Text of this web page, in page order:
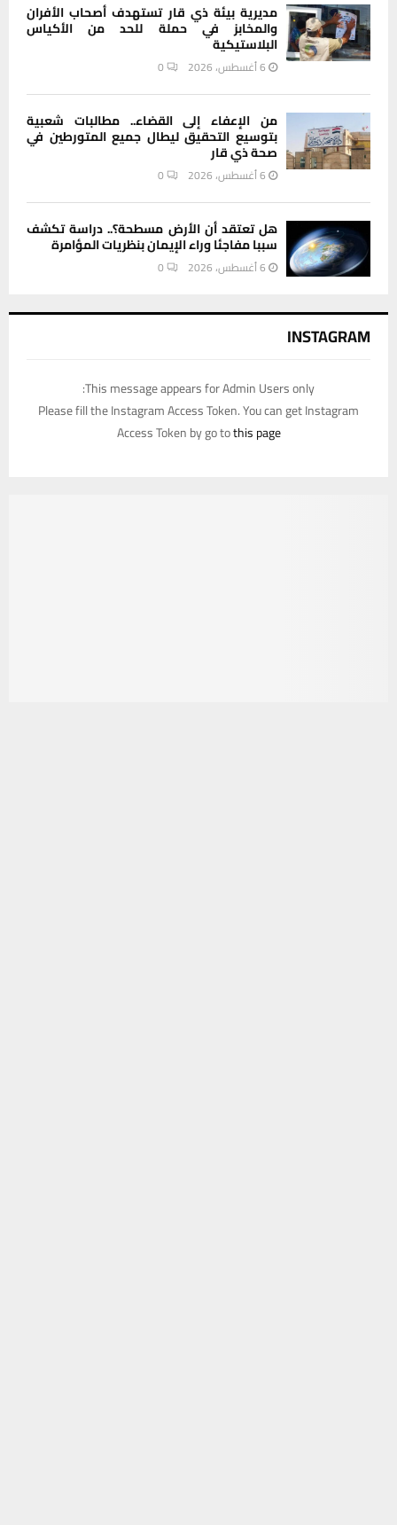
مديرية بيئة ذي قار تستهدف أصحاب الأفران
والمخابز في حملة للحد من الأكياس
البلاستيكية
6 أغسطس، 2026 0
من الإعفاء إلى القضاء.. مطالبات شعبية
بتوسيع التحقيق ليطال جميع المتورطين في
صحة ذي قار
6 أغسطس، 2026 0
هل تعتقد أن الأرض مسطحة؟.. دراسة تكشف
سببا مفاجئا وراء الإيمان بنظريات المؤامرة
6 أغسطس، 2026 0
INSTAGRAM
This message appears for Admin Users only:
Please fill the Instagram Access Token. You can get Instagram
Access Token by go tothis page